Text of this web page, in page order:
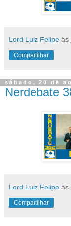
Lord Luiz Felipe às
Compartilhar
sábado, 20 de
Nerdebate
Lord Luiz Felipe às
Compartilhar